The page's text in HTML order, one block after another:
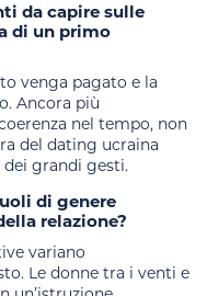
da capire sulle
di un primo
venga pagato e la
Ancora più
nel tempo, non
del dating ucraina
grandi gesti.
di genere
relazione?
variano
Le donne tra i venti e